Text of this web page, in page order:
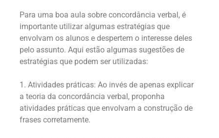
Para uma boa aula sobre concordância verbal, é
importante utilizar algumas estratégias que
envolvam os alunos e despertem o interesse deles
pelo assunto. Aqui estão algumas sugestões de
estratégias que podem ser utilizadas:
1. Atividades práticas: Ao invés de apenas explicar
a teoria da concordância verbal, proponha
atividades práticas que envolvam a construção de
frases corretamente.